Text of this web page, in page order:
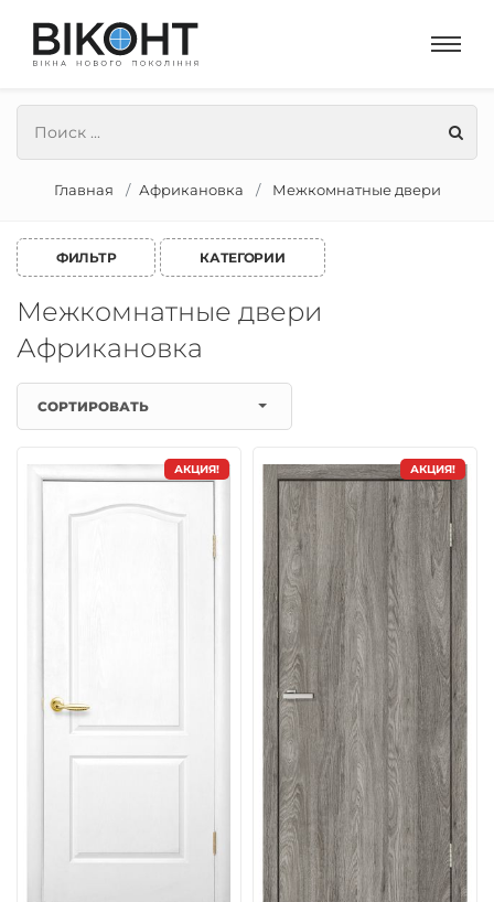
Главная Африкановка Межкомнатные двери
ФИЛЬТР КАТЕГОРИИ
Межкомнатные двери
Африкановка
СОРТИРОВАТЬ
АКЦИЯ! АКЦИЯ!